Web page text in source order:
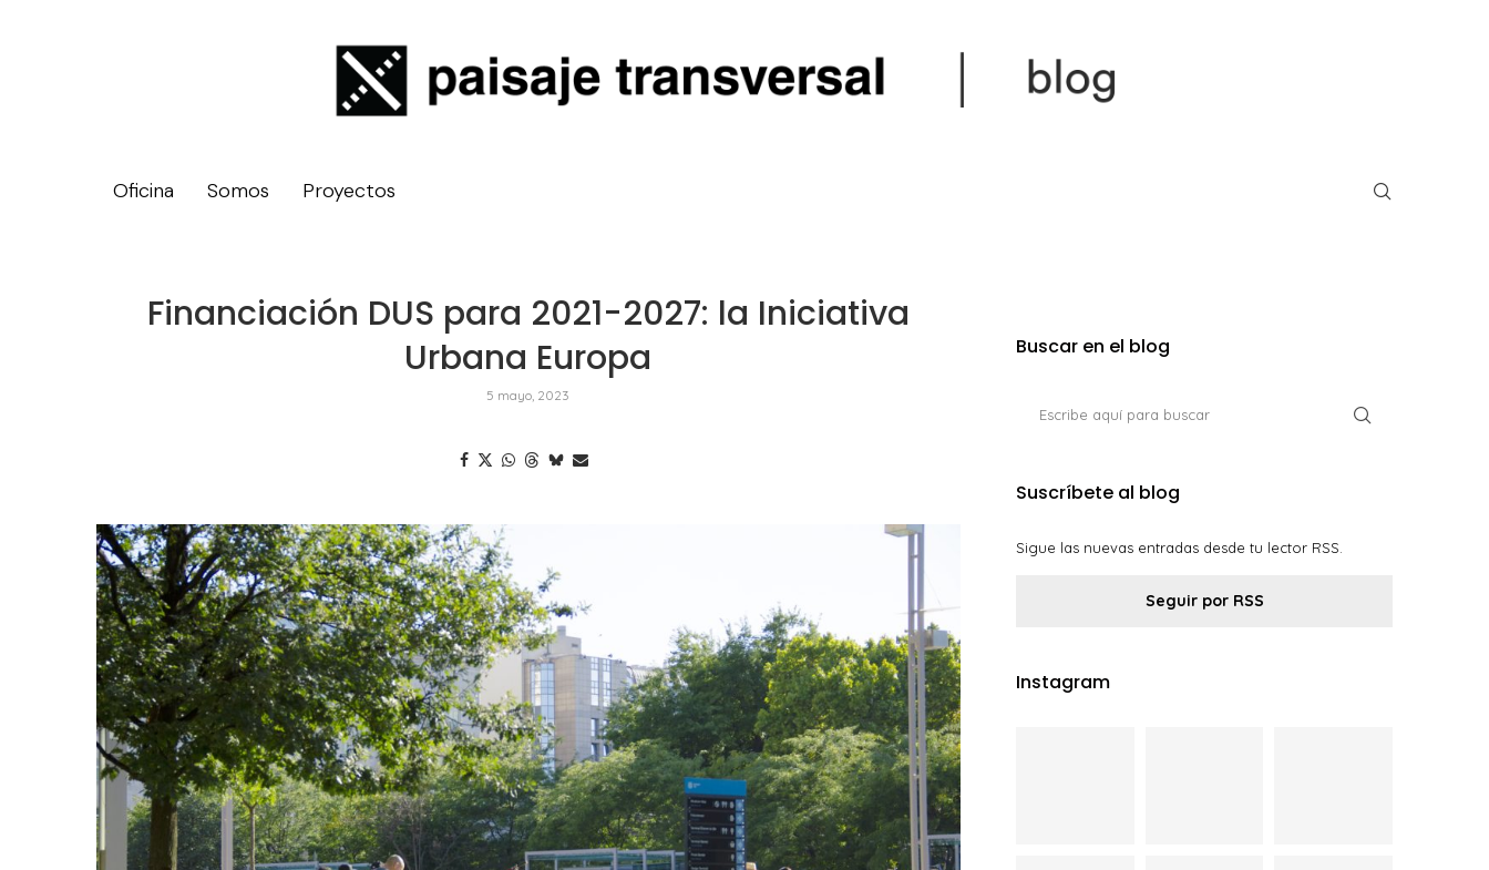
Oficina Somos Proyectos
Financiación DUS para 2021-2027: la Iniciativa
Urbana Europa
5 mayo, 2023
Buscar en el blog
Suscríbete al blog
Sigue las nuevas entradas desde tu lector RSS.
Seguir por RSS
Instagram